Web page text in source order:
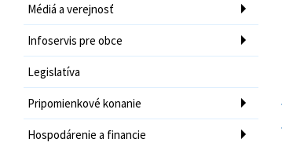
Médiá a verejnosť
Infoservis pre obce
Legislatíva
Pripomienkové konanie
Hospodárenie a financie